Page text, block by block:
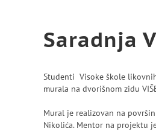
Saradnja
Studenti Visoke škole
murala na dvorišnom zidu
Mural je realizovan na
Nikolića. Mentor na projektu